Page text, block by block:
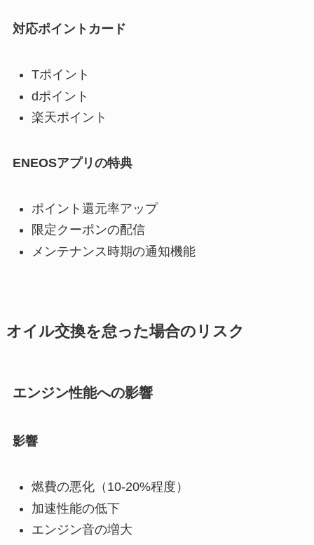
対応ポイントカード
Tポイント
dポイント
楽天ポイント
ENEOSアプリの特典
ポイント還元率アップ
限定クーポンの配信
メンテナンス時期の通知機能
オイル交換を怠った場合のリスク
エンジン性能への影響
影響
燃費の悪化（10-20%程度）
加速性能の低下
エンジン音の増大